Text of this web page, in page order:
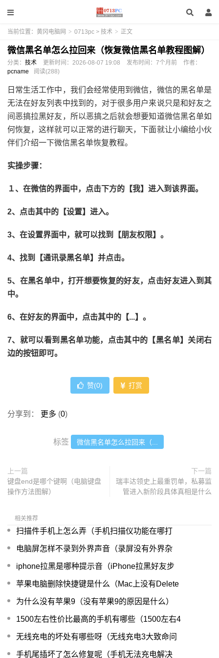
当前位置： 黄冈电脑网 > 0713pc > 技术 > 正文
微信黑名单怎么拉回来（恢复微信黑名单教程图解）
分类： 技术 更新时间： 2026-08-07 19:08 发布时间： 7个月前
作者：
pcname
阅读(288)
日常生活工作中，我们会经常使用到微信，微信的黑名单是
无法在好友列表中找到的，对于很多用户来说只是和好友之
间恶搞拉黑好友，所以恶搞之后就会想要知道微信黑名单如
何恢复，这样就可以正常的进行聊天，下面就让小编给小伙
伴们介绍一下微信黑名单恢复教程。
实操步骤：
１、在微信的界面中，点击下方的【我】进入到该界面。
2、点击其中的【设置】进入。
3、在设置界面中，就可以找到【朋友权限】。
4、找到【通讯录黑名单】并点击。
5、在黑名单中，打开想要恢复的好友，点击好友进入到其
中。
6、在好友的界面中，点击其中的【...】。
7、就可以看到黑名单功能，点击其中的【黑名单】关闭右
边的按钮即可。
赞(0) 打赏
分享到： 更多 (0)
标签 微信黑名单怎么拉回来（...
上一篇
键盘end是哪个键啊（电脑键盘
操作方法图解）
下一篇
瑞丰达领史上最重罚单，私募监
管进入新阶段具体真相是什么
相关推荐
扫描件手机上怎么弄（手机扫描仪功能在哪打
电脑屏怎样不录到外界声音（录屏没有外界杂
iphone拉黑是哪种提示音（iPhone拉黑好友步
苹果电脑删除快捷键是什么（Mac上没有Delete
为什么没有苹果9（没有苹果9的原因是什么）
1500左右性价比最高的手机有哪些（1500左右4
无线充电的坏处有哪些呀（无线充电3大致命问
手机尾插坏了怎么修复呢（手机无法充电解决